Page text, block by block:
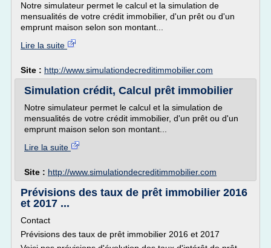
Notre simulateur permet le calcul et la simulation de
mensualités de votre crédit immobilier, d'un prêt ou d'un
emprunt maison selon son montant...
Lire la suite
Site : http://www.simulationdecreditimmobilier.com
Simulation crédit, Calcul prêt immobilier
Notre simulateur permet le calcul et la simulation de
mensualités de votre crédit immobilier, d'un prêt ou d'un
emprunt maison selon son montant...
Lire la suite
Site : http://www.simulationdecreditimmobilier.com
Prévisions des taux de prêt immobilier 2016
et 2017 ...
Contact
Prévisions des taux de prêt immobilier 2016 et 2017